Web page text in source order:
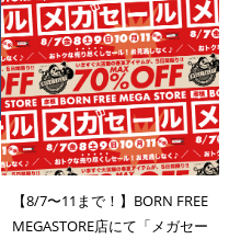
【8/7〜11まで！】BORN FREE
MEGASTORE店にて「メガセー